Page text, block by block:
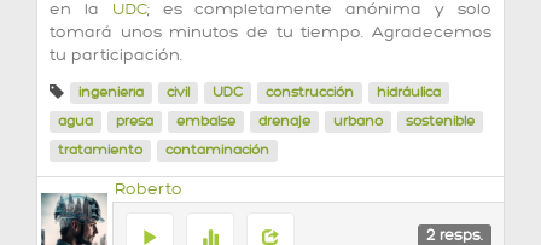
en la UDC; es completamente anónima y solo
tomará unos minutos de tu tiempo. Agradecemos
tu participación.
ingeniería civil UDC construcción
hidráulica
agua
presa embalse drenaje urbano
sostenible
tratamiento
contaminación
Roberto
2 resps.